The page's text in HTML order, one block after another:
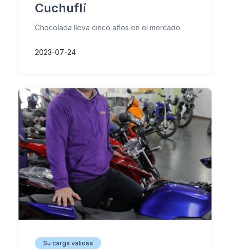
Cuchuflí
Chocolada lleva cinco años en el mercado
2023-07-24
Su carga valiosa